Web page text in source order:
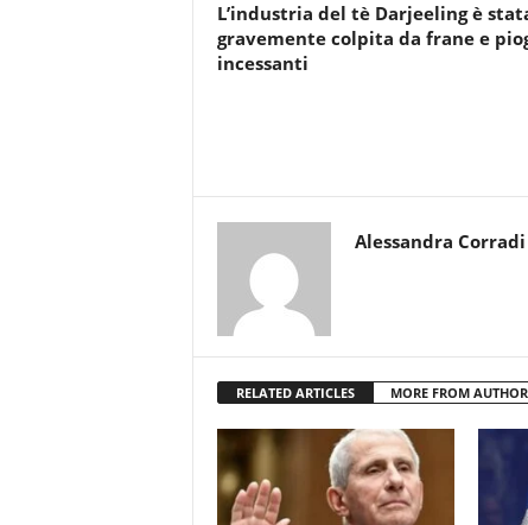
L’industria del tè Darjeeling è
gravemente colpita da frane e
incessanti
Alessandra Corradi
RELATED ARTICLES MORE FROM AUTHOR